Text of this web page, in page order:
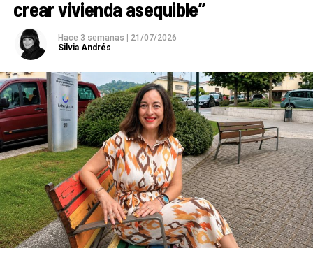
crear vivienda asequible”
Hace 3 semanas
21/07/2026
Silvia Andrés